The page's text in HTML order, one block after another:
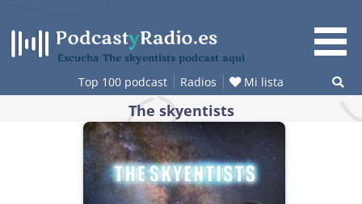
contenido
Escucha The skyentists podcast aquí
Top 100 podcast Radios Mi lista
The skyentists